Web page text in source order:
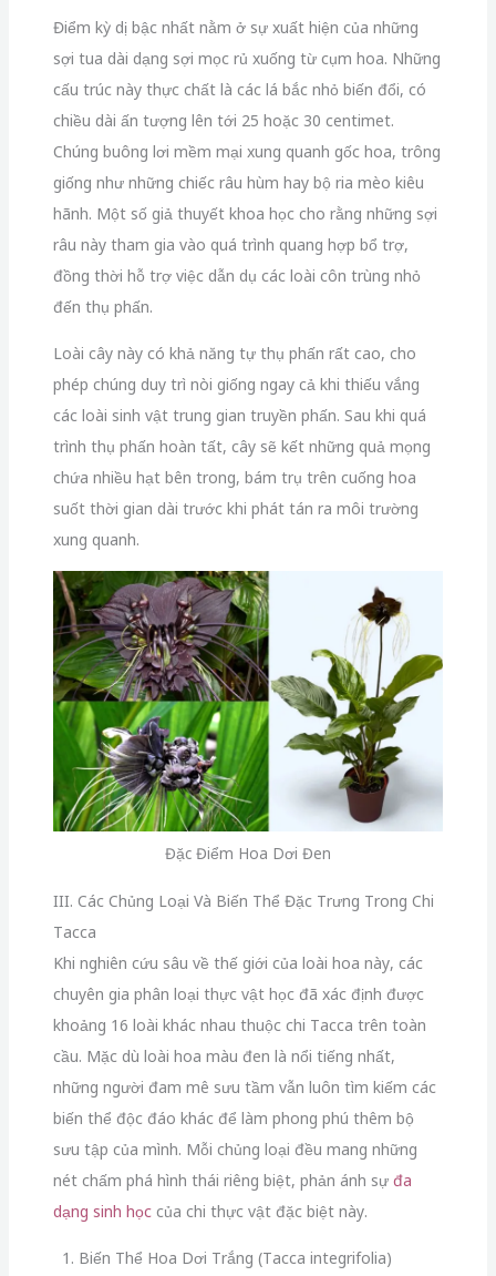
Điểm kỳ dị bậc nhất nằm ở sự xuất hiện của những
sợi tua dài dạng sợi mọc rủ xuống từ cụm hoa. Những
cấu trúc này thực chất là các lá bắc nhỏ biến đổi, có
chiều dài ấn tượng lên tới 25 hoặc 30 centimet.
Chúng buông lơi mềm mại xung quanh gốc hoa, trông
giống như những chiếc râu hùm hay bộ ria mèo kiêu
hãnh. Một số giả thuyết khoa học cho rằng những sợi
râu này tham gia vào quá trình quang hợp bổ trợ,
đồng thời hỗ trợ việc dẫn dụ các loài côn trùng nhỏ
đến thụ phấn.
Loài cây này có khả năng tự thụ phấn rất cao, cho
phép chúng duy trì nòi giống ngay cả khi thiếu vắng
các loài sinh vật trung gian truyền phấn. Sau khi quá
trình thụ phấn hoàn tất, cây sẽ kết những quả mọng
chứa nhiều hạt bên trong, bám trụ trên cuống hoa
suốt thời gian dài trước khi phát tán ra môi trường
xung quanh.
Đặc Điểm Hoa Dơi Đen
III. Các Chủng Loại Và Biến Thể Đặc Trưng Trong Chi
Tacca
Khi nghiên cứu sâu về thế giới của loài hoa này, các
chuyên gia phân loại thực vật học đã xác định được
khoảng 16 loài khác nhau thuộc chi Tacca trên toàn
cầu. Mặc dù loài hoa màu đen là nổi tiếng nhất,
những người đam mê sưu tầm vẫn luôn tìm kiếm các
biến thể độc đáo khác để làm phong phú thêm bộ
sưu tập của mình. Mỗi chủng loại đều mang những
nét chấm phá hình thái riêng biệt, phản ánh sự đa
dạng sinh họccủa chi thực vật đặc biệt này.
1. Biến Thể Hoa Dơi Trắng (Tacca integrifolia)